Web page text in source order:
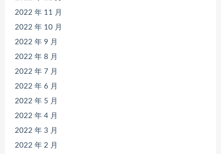
2022 年 11 月
2022 年 10 月
2022 年 9 月
2022 年 8 月
2022 年 7 月
2022 年 6 月
2022 年 5 月
2022 年 4 月
2022 年 3 月
2022 年 2 月